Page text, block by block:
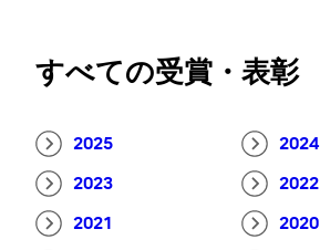
すべての受賞・表彰
2025
2024
2023
2022
2021
2020